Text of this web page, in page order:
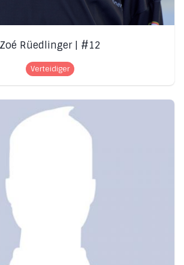
Zoé Rüedlinger | #12
Verteidiger